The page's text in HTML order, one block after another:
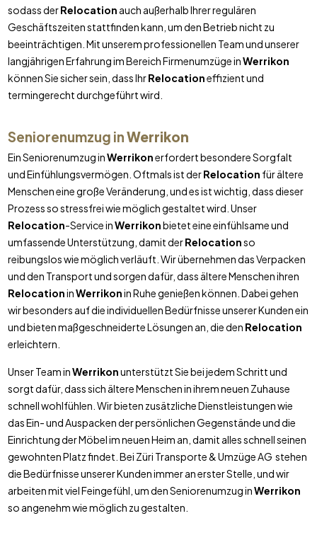
sodass derRelocation auch außerhalb Ihrer regulären
Geschäftszeiten stattfinden kann, um den Betrieb nicht zu
beeinträchtigen. Mit unserem professionellen Team und unserer
langjährigen Erfahrung im Bereich Firmenumzüge inWerrikon
können Sie sicher sein, dass IhrRelocationeffizient und
termingerecht durchgeführt wird.
Seniorenumzug inWerrikon
Ein Seniorenumzug inWerrikonerfordert besondere Sorgfalt
und Einfühlungsvermögen. Oftmals ist derRelocation für ältere
Menschen eine große Veränderung, und es ist wichtig, dass dieser
Prozess so stressfrei wie möglich gestaltet wird. Unser
Relocation-Service inWerrikonbietet eine einfühlsame und
umfassende Unterstützung, damit derRelocationso
reibungslos wie möglich verläuft. Wir übernehmen das Verpacken
und den Transport und sorgen dafür, dass ältere Menschen ihren
RelocationinWerrikonin Ruhe genießen können. Dabei gehen
wir besonders auf die individuellen Bedürfnisse unserer Kunden ein
und bieten maßgeschneiderte Lösungen an, die den Relocation
erleichtern.
Unser Team inWerrikonunterstützt Sie bei jedem Schritt und
sorgt dafür, dass sich ältere Menschen in ihrem neuen Zuhause
schnell wohlfühlen. Wir bieten zusätzliche Dienstleistungen wie
das Ein- und Auspacken der persönlichen Gegenstände und die
Einrichtung der Möbel im neuen Heim an, damit alles schnell seinen
gewohnten Platz findet. Bei Züri Transporte & Umzüge AG stehen
die Bedürfnisse unserer Kunden immer an erster Stelle, und wir
arbeiten mit viel Feingefühl, um den Seniorenumzug inWerrikon
so angenehm wie möglich zu gestalten.